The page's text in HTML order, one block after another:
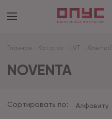
Главная - Каталог - LVT - Aberhof
NOVENTA
Сортировать по: Алфавиту